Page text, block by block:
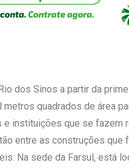
dos Sinos a partir da
quadrados de área
instituições que se fazem
entre as construções que
Na sede da Farsul, está